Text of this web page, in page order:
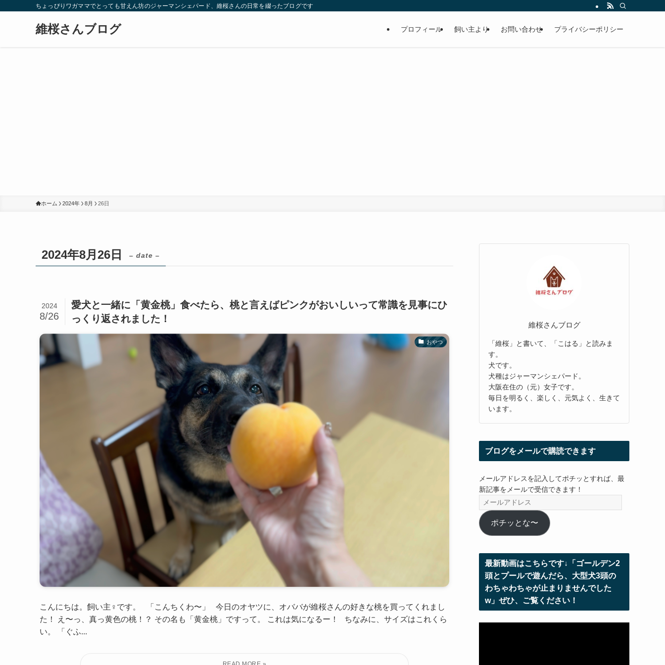
ちょっぴりワガママでとっても甘えん坊のジャーマンシェパード、維桜さんの日常を綴ったブログです
維桜さんブログ プロフィール 飼い主より お問い合わせ プライバシーポリシー
ホーム 2024年 8月 26日
2024年8月26日 – date –
愛犬と一緒に「黄金桃」食べたら、桃と言えばピンクがおいしいって常識を見事にひ
っくり返されました！
2024
8/26
おやつ
こんにちは。飼い主♀です。 「こんちくわ〜」 今日のオヤツに、オババが維桜さんの好きな桃を買ってくれまし
た！ え〜っ、真っ黄色の桃！？ その名も「黄金桃」ですって。 これは気になるー！ ちなみに、サイズはこれくら
い。 「ぐふ...
維桜さんブログ
「維桜」と書いて、「こはる」と読みま
す。
犬です。
犬種はジャーマンシェパード。
大阪在住の（元）女子です。
毎日を明るく、楽しく、元気よく、生きて
います。
ブログをメールで購読できます
メールアドレスを記入してポチッとすれば、最
新記事をメールで受信できます！
ー
ル
ア
レ
ス
ポチッとな〜
最新動画はこちらです↓「ゴールデン2
頭とプールで遊んだら、大型犬3頭の
わちゃわちゃが止まりませんでした
w」ぜひ、ご覧ください！